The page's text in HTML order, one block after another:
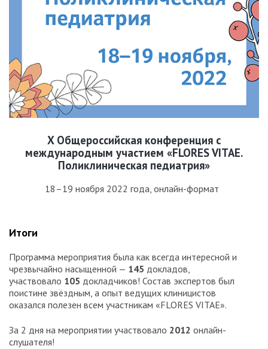
X Общероссийская конференция c
международным участием «FLORES VITAE.
Поликлиническая педиатрия»
18–19 ноября 2022 года, онлайн-формат
Итоги
Программа мероприятия была как всегда интересной и
чрезвычайно насыщенной — 145 докладов,
участвовало 105 докладчиков! Состав экспертов был
поистине звёздным, а опыт ведущих клиницистов
оказался полезен всем участникам «FLORES VITAE».
За 2 дня на мероприятии участвовало 2012 онлайн-
слушателя!